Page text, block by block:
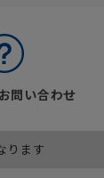
問い合わせ
ります